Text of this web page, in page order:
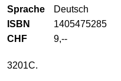
Sprache
Deutsch
ISBN
1405475285
CHF
9,--
3201C.